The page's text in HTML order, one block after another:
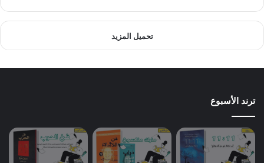
تحميل المزيد
ترند الأسبوع